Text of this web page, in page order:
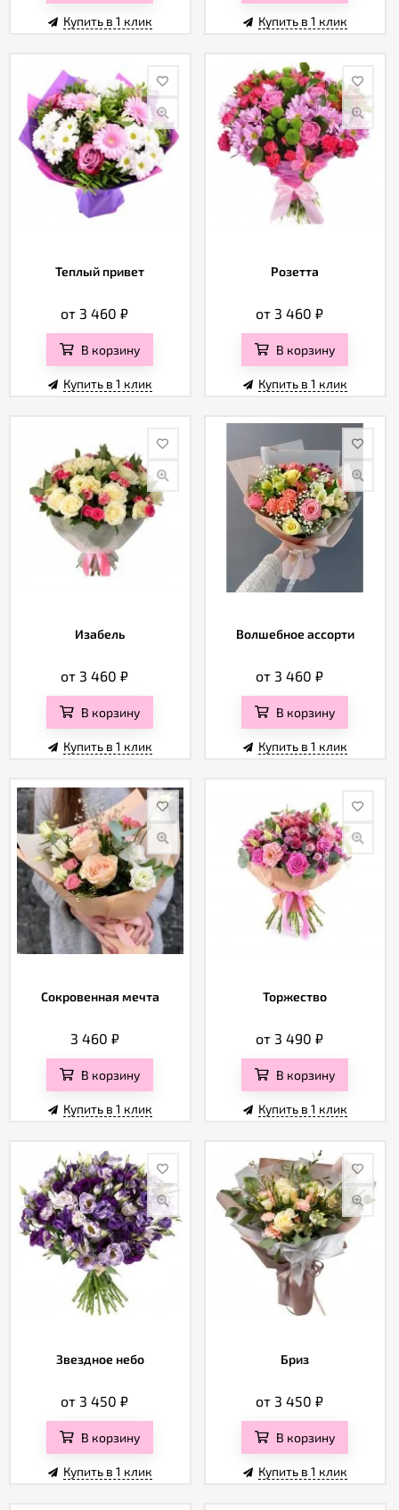
Купить в 1 клик Купить в 1 клик
Теплый привет
от 3 460₽
В корзину
Купить в 1 клик
Розетта
от 3 460₽
В корзину
Купить в 1 клик
Изабель
от 3 460₽
В корзину
Купить в 1 клик
Волшебное ассорти
от 3 460₽
В корзину
Купить в 1 клик
Сокровенная мечта
3 460 ₽
В корзину
Купить в 1 клик
Торжество
от 3 490₽
В корзину
Купить в 1 клик
Звездное небо
от 3 450₽
В корзину
Купить в 1 клик
Бриз
от 3 450₽
В корзину
Купить в 1 клик